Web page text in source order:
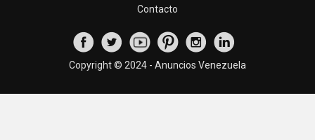
Contacto
Copyright © 2024 - Anuncios Venezuela